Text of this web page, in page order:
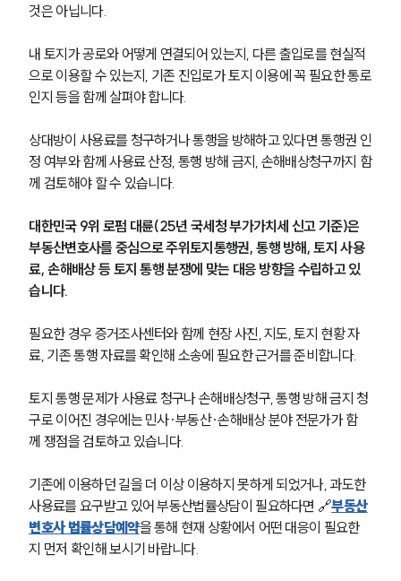
것은 아닙니다.
내 토지가 공로와 어떻게 연결되어 있는지, 다른 출입로를 현실적
으로 이용할 수 있는지, 기존 진입로가 토지 이용에 꼭 필요한 통로
인지 등을 함께 살펴야 합니다.
상대방이 사용료를 청구하거나 통행을 방해하고 있다면 통행권 인
정 여부와 함께 사용료 산정, 통행 방해 금지, 손해배상청구까지 함
께 검토해야 할 수 있습니다.
대한민국 9위 로펌 대륜(25년 국세청 부가가치세 신고 기준)은
부동산변호사를 중심으로 주위토지통행권, 통행 방해, 토지 사용
료, 손해배상 등 토지 통행 분쟁에 맞는 대응 방향을 수립하고 있
습니다.
필요한 경우 증거조사센터와 함께 현장 사진, 지도, 토지 현황 자
료, 기존 통행 자료를 확인해 소송에 필요한 근거를 준비합니다.
토지 통행 문제가 사용료 청구나 손해배상청구, 통행 방해 금지 청
구로 이어진 경우에는 민사·부동산·손해배상 분야 전문가가 함
께 쟁점을 검토하고 있습니다.
기존에 이용하던 길을 더 이상 이용하지 못하게 되었거나, 과도한
사용료를 요구받고 있어 부동산법률상담이 필요하다면 🔗부동산
변호사 법률상담예약을 통해 현재 상황에서 어떤 대응이 필요한
지 먼저 확인해 보시기 바랍니다.